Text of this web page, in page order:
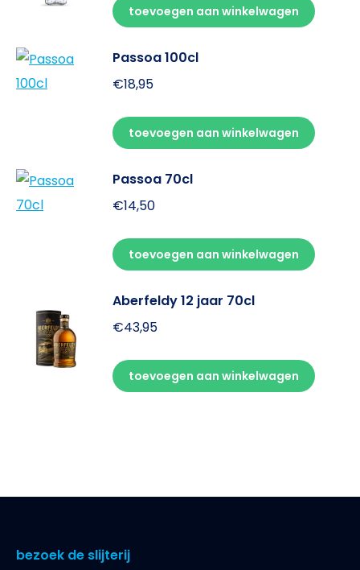
toevoegen aan winkelwagen
Passoa 100cl
€18,95
toevoegen aan winkelwagen
Passoa 70cl
€14,50
toevoegen aan winkelwagen
Aberfeldy 12 jaar 70cl
€43,95
toevoegen aan winkelwagen
bezoek de slijterij